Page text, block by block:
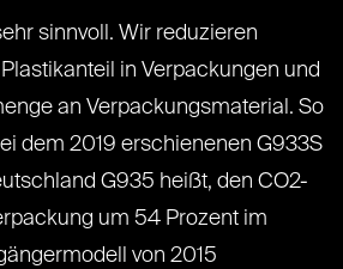
sinnvoll. Wir reduzieren
in Verpackungen und
an Verpackungsmaterial. So
dem 2019 erschienenen G933S
G935 heißt, den CO2-
um 54 Prozent im
von 2015